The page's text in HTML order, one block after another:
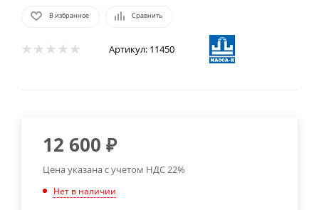
В избранное Сравнить
Артикул: 11450
12 600 ₽
Цена указана с учетом НДС 22%
Нет в наличии